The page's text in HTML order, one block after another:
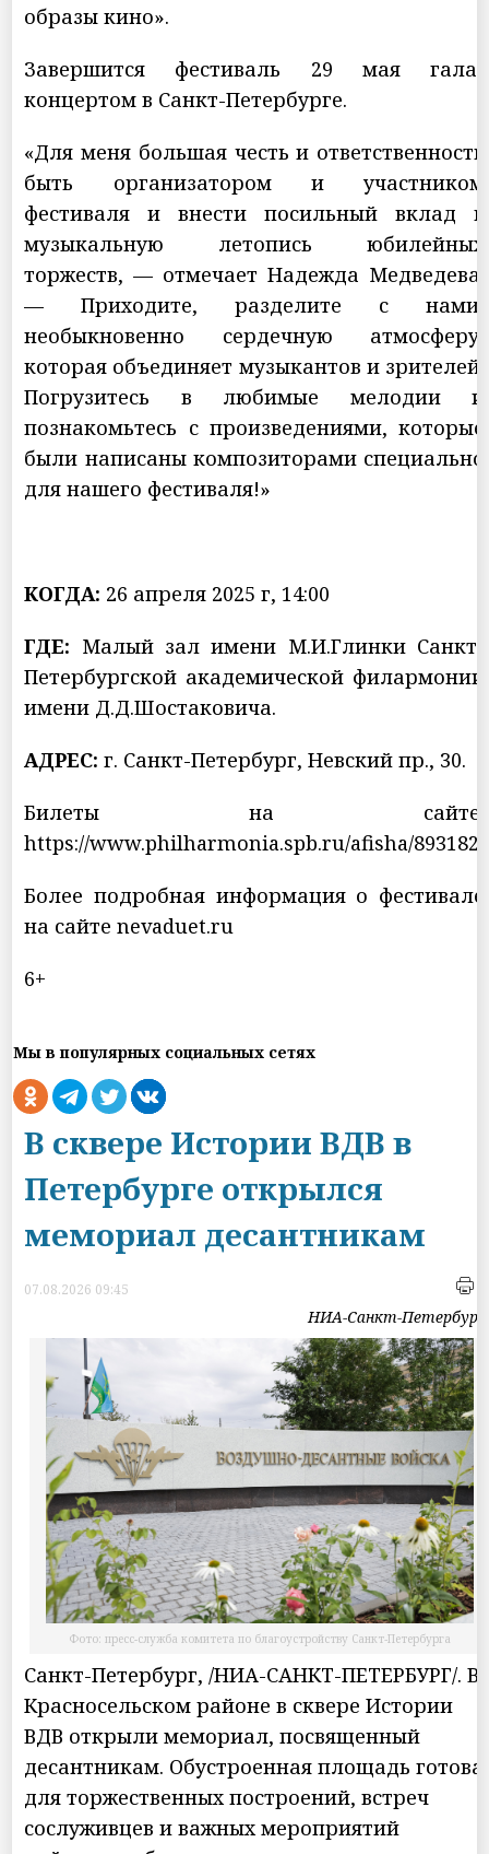
образы кино».
Завершится фестиваль 29 мая гала-
концертом в Санкт-Петербурге.
«Для меня большая честь и ответственность
быть организатором и участником
фестиваля и внести посильный вклад в
музыкальную летопись юбилейных
торжеств, — отмечает Надежда Медведева.
— Приходите, разделите с нами
необыкновенно сердечную атмосферу,
которая объединяет музыкантов и зрителей.
Погрузитесь в любимые мелодии и
познакомьтесь с произведениями, которые
были написаны композиторами специально
для нашего фестиваля!»
КОГДА: 26 апреля 2025 г, 14:00
ГДЕ: Малый зал имени М.И.Глинки Санкт-
Петербургской академической филармонии
имени Д.Д.Шостаковича.
АДРЕС: г. Санкт-Петербург, Невский пр., 30.
Билеты на сайте:
https://www.philharmonia.spb.ru/afisha/893182/
Более подробная информация о фестивале
на сайте nevaduet.ru
6+
Мы в популярных социальных сетях
В сквере Истории ВДВ в
Петербурге открылся
мемориал десантникам
07.08.2026 09:45
НИА-Санкт-Петербург
Фото: пресс-служба комитета по благоустройству Санкт‑Петербурга
Санкт-Петербург, /НИА-САНКТ-ПЕТЕРБУРГ/. В
Красносельском районе в сквере Истории
ВДВ открыли мемориал, посвященный
десантникам. Обустроенная площадь готова
для торжественных построений, встреч
сослуживцев и важных мероприятий